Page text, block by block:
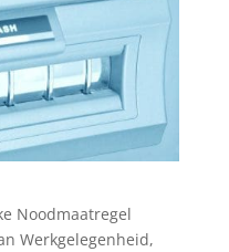
Noodmaatregel
Werkgelegenheid,